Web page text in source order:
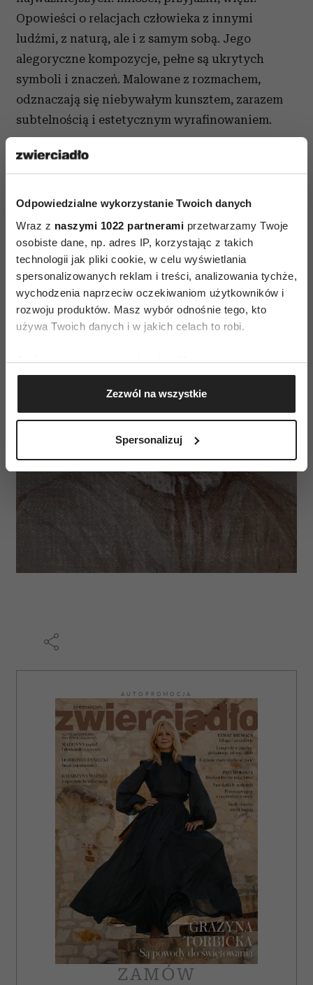
Odpowiedzialne wykorzystanie Twoich danych
Wraz z naszymi 1022 partnerami przetwarzamy Twoje
osobiste dane, np. adres IP, korzystając z takich
technologii jak pliki cookie, w celu wyświetlania
spersonalizowanych reklam i treści, analizowania tychże,
wychodzenia naprzeciw oczekiwaniom użytkowników i
rozwoju produktów. Masz wybór odnośnie tego, kto
używa Twoich danych i w jakich celach to robi.
Jeśli wyrazisz na to zgodę, chcielibyśmy również:
Gromadzić dane dotyczące Twojej lokalizacji
geograficznej z dokładnością nawet do kilku metrów
Identyfikować Twoje urządzenie, aktywnie
(fingerprinting, czyli wirtualny odcisk palca)
dane są przetwarzane oraz ustaw własne preferencje w
sekcji szczegółów
. W Deklaracji plików cookie możesz
zmienić lub wycofać swoją zgodę w dowolnej chwili.
Wykorzystujemy pliki cookie do spersonalizowania treści
Partnerzy mogą połączyć te informacje z innymi danymi
otrzymanymi od Ciebie lub uzyskanymi podczas
Zezwól na wszystkie
Spersonalizuj
Opowieści o relacjach człowieka z innymi
ludźmi, z naturą, ale i z samym sobą. Jego
alegoryczne kompozycje, pełne są ukrytych
symboli i znaczeń. Malowane z rozmachem,
odznaczają się niebywałym kunsztem, zarazem
subtelnością i estetycznym wyrafinowaniem.
AUTOPROMOCJA
ZAMÓW